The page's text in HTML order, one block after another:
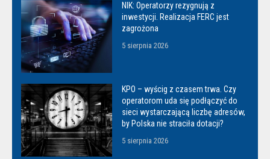
NIK: Operatorzy rezygnują z
inwestycji. Realizacja FERC jest
zagrożona
5 sierpnia 2026
KPO – wyścig z czasem trwa. Czy
operatorom uda się podłączyć do
sieci wystarczającą liczbę adresów,
by Polska nie straciła dotacji?
5 sierpnia 2026